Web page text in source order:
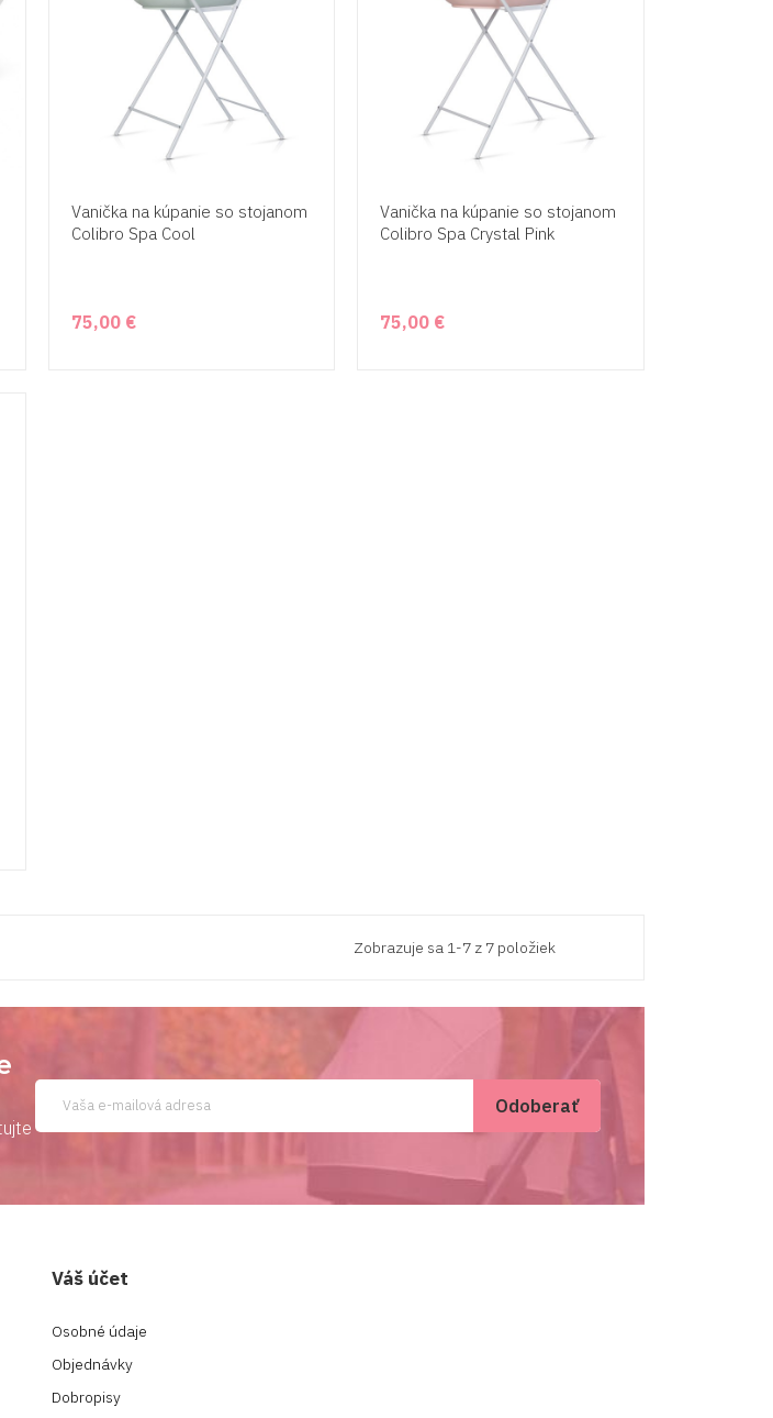
Vanička na kúpanie so stojanom
Colibro Spa Cool
75,00 €
Vanička na kúpanie so stojanom
Colibro Spa Crystal Pink
75,00 €
Zobrazuje sa 1-7 z 7 položiek
Váš účet
Osobné údaje
Objednávky
Dobropisy